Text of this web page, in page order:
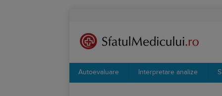
Autoevaluare Interpretare analize